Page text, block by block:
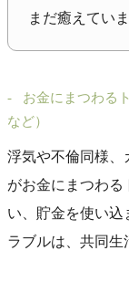
まだ癒えてい
お金にまつわる
など）
浮気や不倫同様、
がお金にまつわる
い、貯金を使い込
ラブルは、共同生